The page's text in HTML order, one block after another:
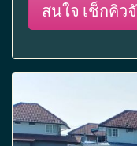
สนใจ เช็กคิว